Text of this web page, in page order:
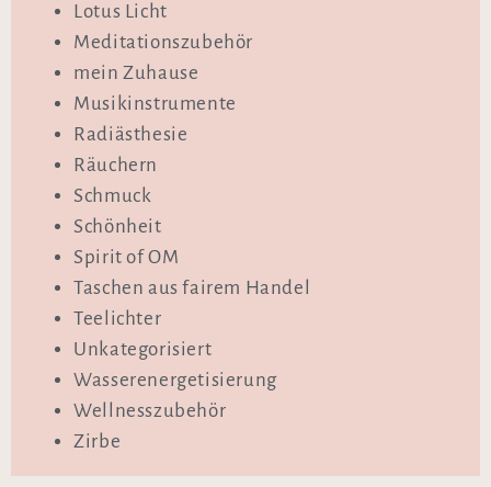
Lotus Licht
Meditationszubehör
mein Zuhause
Musikinstrumente
Radiästhesie
Räuchern
Schmuck
Schönheit
Spirit of OM
Taschen aus fairem Handel
Teelichter
Unkategorisiert
Wasserenergetisierung
Wellnesszubehör
Zirbe